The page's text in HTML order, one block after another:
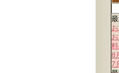
8
7